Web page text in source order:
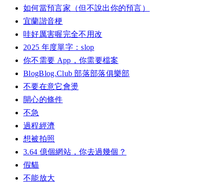
如何當預言家（但不說出你的預言）
宜蘭諧音梗
哇好厲害喔完全不用改
2025 年度單字：slop
你不需要 App，你需要檔案
BlogBlog.Club 部落部落俱樂部
不要在意它會燙
開心的條件
不急
過程經濟
想被拍照
3.64 億個網站，你去過幾個？
假貓
不能放大